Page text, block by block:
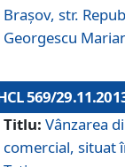
Braşov, str.
Georgescu
569/
Titlu: Vânzarea
comercial, situat